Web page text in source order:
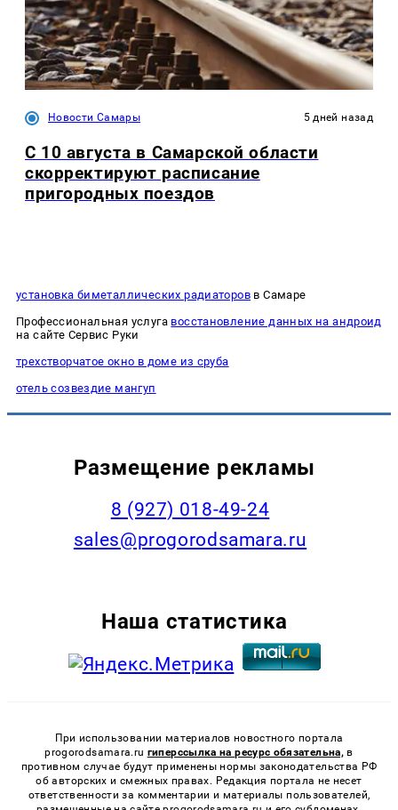
Новости Самары 5 дней назад
С 10 августа в Самарской области
скорректируют расписание
пригородных поездов
установка биметаллических радиаторов в Самаре
Профессиональная услуга восстановление данных на андроид
на сайте Сервис Руки
трехстворчатое окно в доме из сруба
отель созвездие мангуп
Размещение рекламы
8 (927) 018-49-24
sales@progorodsamara.ru
Наша статистика
При использовании материалов новостного портала
progorodsamara.ru гиперссылка на ресурс обязательна, в
противном случае будут применены нормы законодательства РФ
об авторских и смежных правах. Редакция портала не несет
ответственности за комментарии и материалы пользователей,